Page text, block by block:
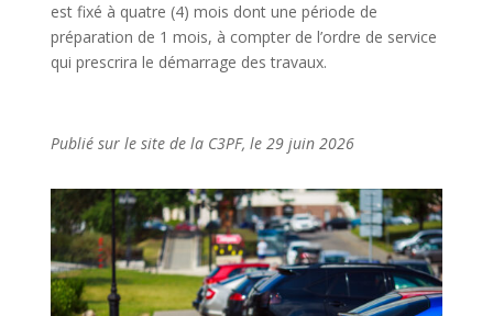
est fixé à quatre (4) mois dont une période de
préparation de 1 mois, à compter de l’ordre de service
qui prescrira le démarrage des travaux.
Publié sur le site de la C3PF, le 29 juin 2026